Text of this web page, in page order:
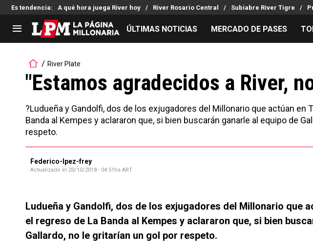
Es tendencia: A qué hora juega River hoy River Rosario Central Subiabre River Tigre
LIGA PROFESIONAL
Noticias
Tabla de posiciones
Reserva
Copa Sudamericana
Copa Argentina
Mercado de Pases
Análisis tácticos
Chacho Coudet
Ex River
ÚLTIMAS NOTICIAS MERCADO DE PASES
River Plate
"Estamos agradecidos a River,
?Ludueña y Gandolfi, dos de los exjugadores del Millonario que actúan en
Banda al Kempes y aclararon que, si bien buscarán ganarle al equipo de
respeto.
Federico-lpez-frey
Actualizado el 20/10/2018 - 04:51hs ART
Ludueña y Gandolfi, dos de los exjugadores del Millonario que
el regreso de La Banda al Kempes y aclararon que, si bien
Gallardo, no le gritarían un gol por respeto.